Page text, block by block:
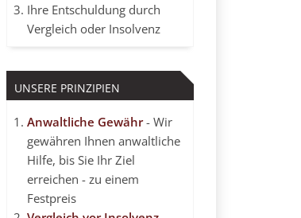
Ihre Entschuldung durch
Vergleich oder Insolvenz
UNSERE PRINZIPIEN
Anwaltliche Gewähr- Wir
gewähren Ihnen anwaltliche
Hilfe, bis Sie Ihr Ziel
erreichen - zu einem
Festpreis